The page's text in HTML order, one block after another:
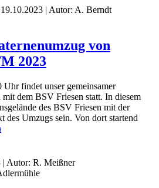
19.10.2023 | Autor: A. Berndt
von
2023
Uhr findet unser gemeinsamer
dem BSV Friesen statt. In diesem
des BSV Friesen mit der
des Umzugs sein. Von dort startend
| Autor: R. Meißner